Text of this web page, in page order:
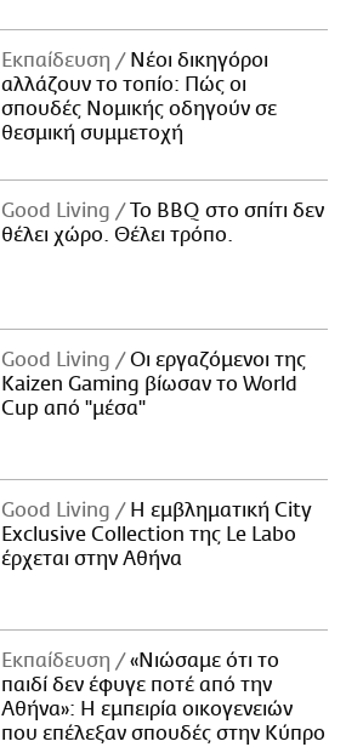
Εκπαίδευση
Νέοι δικηγόροι
αλλάζουν το τοπίο: Πώς οι
σπουδές Νομικής οδηγούν σε
θεσμική συμμετοχή
Good Living
Το BBQ στο σπίτι δεν
θέλει χώρο. Θέλει τρόπο.
Good Living
Οι εργαζόμενοι της
Kaizen Gaming βίωσαν το World
Cup από "μέσα"
Good Living
Η εμβληματική City
Exclusive Collection της Le Labo
έρχεται στην Αθήνα
Εκπαίδευση
«Νιώσαμε ότι το
παιδί δεν έφυγε ποτέ από την
Αθήνα»: Η εμπειρία οικογενειών
που επέλεξαν σπουδές στην Κύπρο